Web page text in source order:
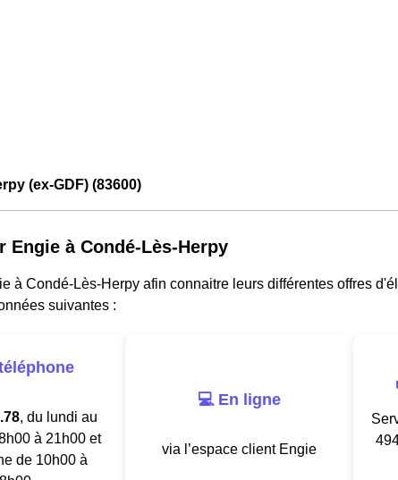
(ex-GDF) (83600)
Engie à Condé-Lès-Herpy
à Condé-Lès-Herpy afin connaitre leurs différentes offres
suivantes :
, du lundi au
à 21h00 et
de 10h00 à
💻 En ligne
via l’espace client Engie